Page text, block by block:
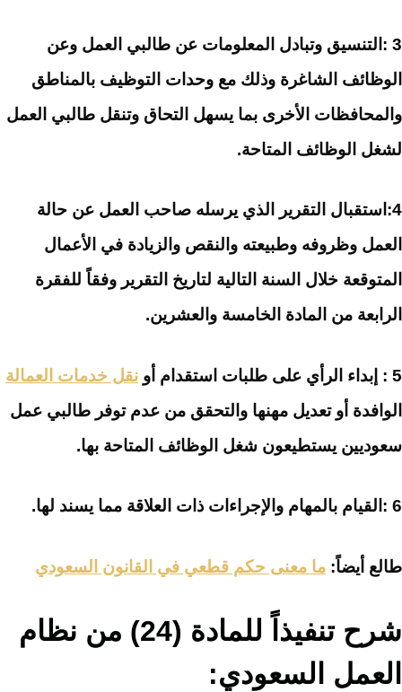
3 :التنسيق وتبادل المعلومات عن طالبي العمل وعن
الوظائف الشاغرة وذلك مع وحدات التوظيف بالمناطق
والمحافظات الأخرى بما يسهل التحاق وتنقل طالبي العمل
لشغل الوظائف المتاحة.
4:استقبال التقرير الذي يرسله صاحب العمل عن حالة
العمل وظروفه وطبيعته والنقص والزيادة في الأعمال
المتوقعة خلال السنة التالية لتاريخ التقرير وفقاً للفقرة
الرابعة من المادة الخامسة والعشرين.
5 : إبداء الرأي على طلبات استقدام أو
نقل خدمات العمالة
الوافدة أو تعديل مهنها والتحقق من عدم توفر طالبي عمل
سعوديين يستطيعون شغل الوظائف المتاحة بها.
6 :القيام بالمهام والإجراءات ذات العلاقة مما يسند لها.
طالع أيضاً: ما معنى حكم قطعي في القانون السعودي
شرح تنفيذاً للمادة (24) من نظام
العمل السعودي: